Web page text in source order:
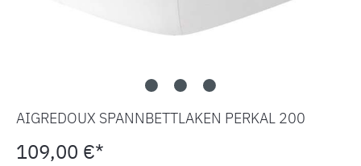
AIGREDOUX SPANNBETTLAKEN PERKAL 200
109,00 €*